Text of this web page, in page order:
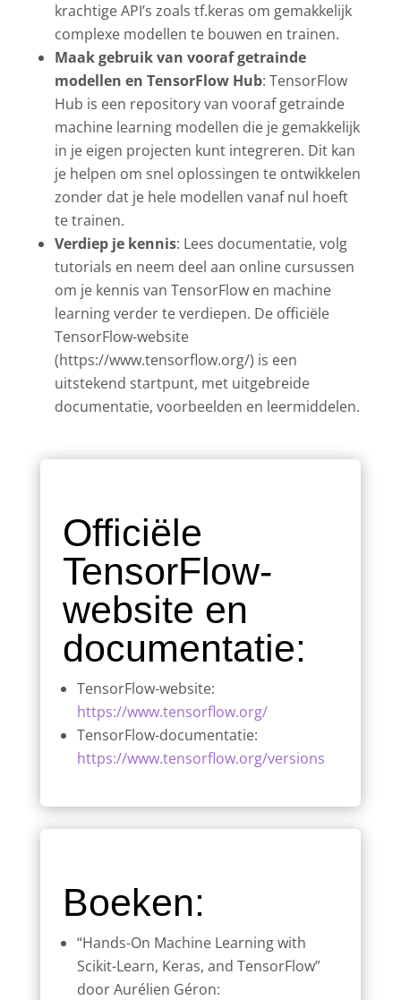
krachtige API’s zoals tf.keras om gemakkelijk
complexe modellen te bouwen en trainen.
Maak gebruik van vooraf getrainde
modellen en TensorFlow Hub: TensorFlow
Hub is een repository van vooraf getrainde
machine learning modellen die je gemakkelijk
in je eigen projecten kunt integreren. Dit kan
je helpen om snel oplossingen te ontwikkelen
zonder dat je hele modellen vanaf nul hoeft
te trainen.
Verdiep je kennis: Lees documentatie, volg
tutorials en neem deel aan online cursussen
om je kennis van TensorFlow en machine
learning verder te verdiepen. De officiële
TensorFlow-website
(https://www.tensorflow.org/) is een
uitstekend startpunt, met uitgebreide
documentatie, voorbeelden en leermiddelen.
Officiële
TensorFlow-
website en
documentatie:
TensorFlow-website:
https://www.tensorflow.org/
TensorFlow-documentatie:
https://www.tensorflow.org/versions
Boeken:
“Hands-On Machine Learning with
Scikit-Learn, Keras, and TensorFlow”
door Aurélien Géron: